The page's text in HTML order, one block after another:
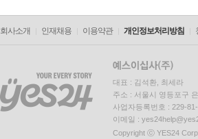
회사소개 인재채용 이용약관 개인정보처리방침
대표 : 김석환, 최세라
주소 : 서울시 영등포구
사업자등록번호 : 229-
이메일 :
Copyright ⓒ YES24